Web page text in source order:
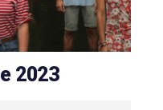
2023